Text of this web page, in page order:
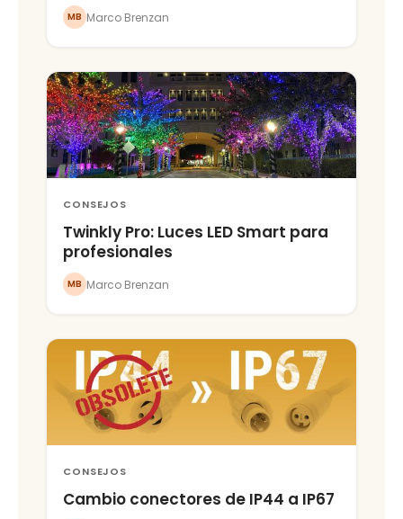
MB Marco Brenzan
CONSEJOS
Twinkly Pro: Luces LED Smart para
profesionales
MB Marco Brenzan
CONSEJOS
Cambio conectores de IP44 a IP67